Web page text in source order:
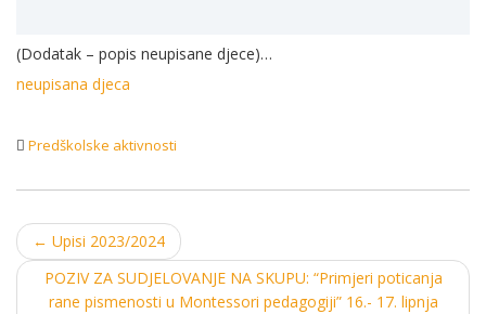
(Dodatak – popis neupisane djece)…
neupisana djeca
Predškolske aktivnosti
Post
navigation
← Upisi 2023/2024
POZIV ZA SUDJELOVANJE NA SKUPU: “Primjeri poticanja
rane pismenosti u Montessori pedagogiji” 16.- 17. lipnja